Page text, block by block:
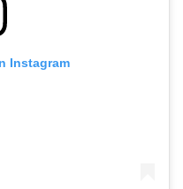
Instagram